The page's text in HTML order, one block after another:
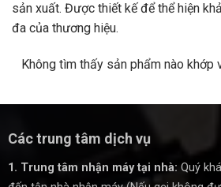
sản xuất. Được thiết kế để thể hiện
đa của thương hiệu.
Không tìm thấy sản phẩm nào khớp
Các trung tâm dịch vụ
1. Trung tâm nhận máy tại nhà: Quý